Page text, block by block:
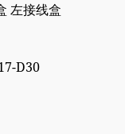
左接线盒
D30